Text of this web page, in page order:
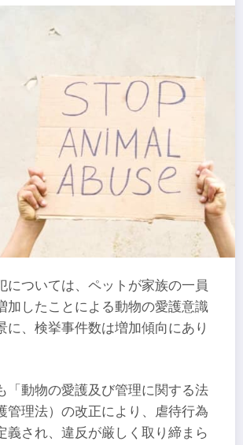
については、ペットが家族の一員
加したことによる動物の愛護意識
に、検挙事件数は増加傾向にあり
「動物の愛護及び管理に関する法
管理法）の改正により、虐待行為
義され、違反が厳しく取り締まら